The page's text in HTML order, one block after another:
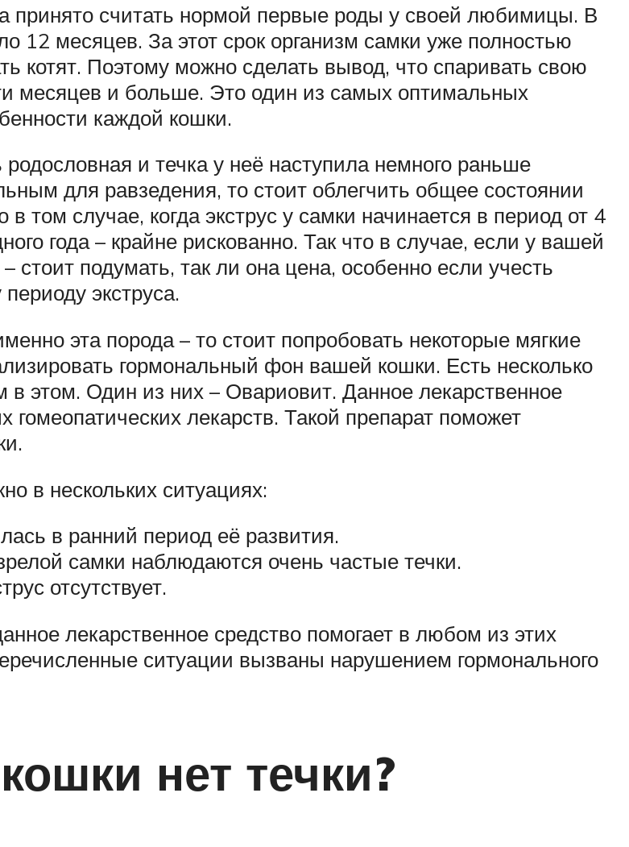
принято считать нормой первые роды у своей любимицы. В
12 месяцев. За этот срок организм самки уже полностью
котят. Поэтому можно сделать вывод, что спаривать свою
месяцев и больше. Это один из самых оптимальных
каждой кошки.
и течка у неё наступила немного раньше
для равзедения, то стоит облегчить общее состоянии
том случае, когда экструс у самки начинается в период от 4
года – крайне рискованно. Так что в случае, если у вашей
стоит подумать, так ли она цена, особенно если учесть
экструса.
эта порода – то стоит попробовать некоторые мягкие
гормональный фон вашей кошки. Есть несколько
в этом. Один из них – Овариовит. Данное лекарственное
лекарств. Такой препарат поможет
в нескольких ситуациях:
в ранний период её развития.
самки наблюдаются очень частые течки.
отсутствует.
лекарственное средство помогает в любом из этих
ситуации вызваны нарушением гормонального
нет течки?